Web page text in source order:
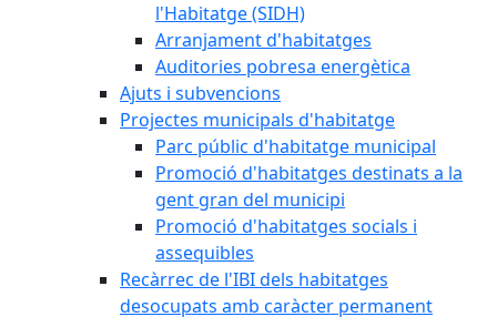
l'Habitatge (SIDH)
Arranjament d'habitatges
Auditories pobresa energètica
Ajuts i subvencions
Projectes municipals d'habitatge
Parc públic d'habitatge municipal
Promoció d'habitatges destinats a la
gent gran del municipi
Promoció d'habitatges socials i
assequibles
Recàrrec de l'IBI dels habitatges
desocupats amb caràcter permanent